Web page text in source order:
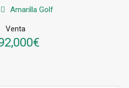
Amarilla Golf
Venta